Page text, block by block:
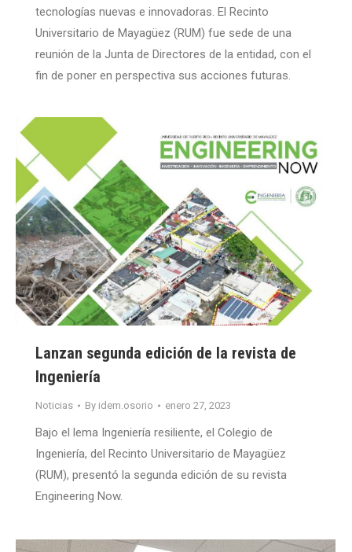
tecnologías nuevas e innovadoras. El Recinto
Universitario de Mayagüez (RUM) fue sede de una
reunión de la Junta de Directores de la entidad, con el
fin de poner en perspectiva sus acciones futuras.
Lanzan segunda edición de la revista de
Ingeniería
Noticias By idem.osorio enero 27, 2023
Bajo el lema Ingeniería resiliente, el Colegio de
Ingeniería, del Recinto Universitario de Mayagüez
(RUM), presentó la segunda edición de su revista
Engineering Now.